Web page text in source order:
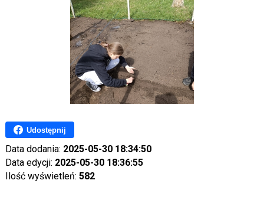
Udostępnij
Data dodania: 2025-05-30 18:34:50
Data edycji: 2025-05-30 18:36:55
Ilość wyświetleń: 582